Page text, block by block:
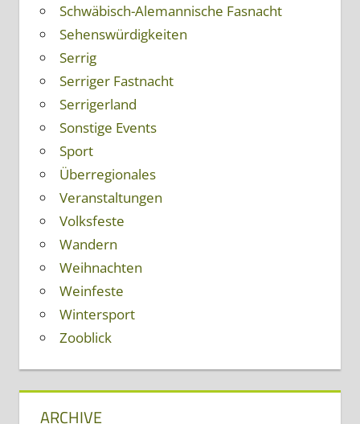
Schwäbisch-Alemannische Fasnacht
Sehenswürdigkeiten
Serrig
Serriger Fastnacht
Serrigerland
Sonstige Events
Sport
Überregionales
Veranstaltungen
Volksfeste
Wandern
Weihnachten
Weinfeste
Wintersport
Zooblick
ARCHIVE